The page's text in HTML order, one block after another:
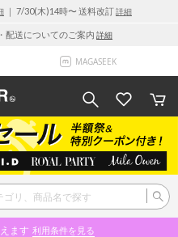
｜ 7/30(木)14時〜 送料改訂詳細
配送についてのご案内 詳細
MAGASEEK
ます 利用条件を見る